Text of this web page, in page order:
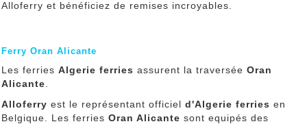
Alloferry et bénéficiez de remises incroyables.
Ferry Oran Alicante
Les ferries Algerie ferries assurent la traversée Oran
Alicante
Alloferry est le représentant officiel d'Algerie ferries en
Belgique. Les ferries Oran Alicante sont equipés des